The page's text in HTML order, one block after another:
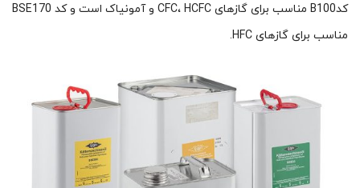
کدB100 مناسب برای گازهای CFC، HCFC و آمونیاک است و کد BSE170
مناسب برای گازهای HFC.